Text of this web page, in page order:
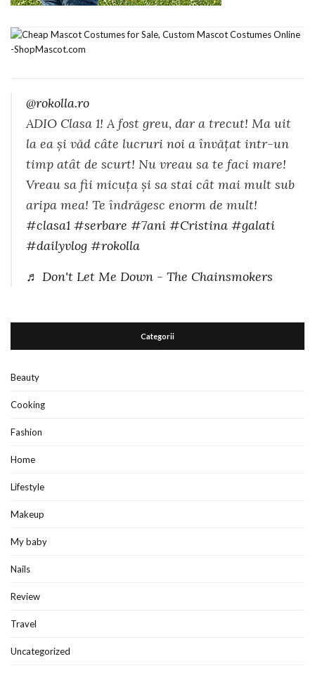
@rokolla.ro
ADIO Clasa 1! A fost greu, dar a trecut! Ma uit
la ea și văd câte lucruri noi a învățat intr-un
timp atât de scurt! Nu vreau sa te faci mare!
Vreau sa fii micuța și sa stai cât mai mult sub
aripa mea! Te îndrăgesc enorm de mult!
#clasa1 #serbare #7ani #Cristina #galati
#dailyvlog #rokolla
♬ Don't Let Me Down - The Chainsmokers
Categorii
Beauty
Cooking
Fashion
Home
Lifestyle
Makeup
My baby
Nails
Review
Travel
Uncategorized